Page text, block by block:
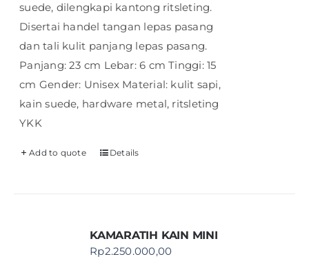
suede, dilengkapi kantong ritsleting.
Disertai handel tangan lepas pasang
dan tali kulit panjang lepas pasang.
Panjang: 23 cm Lebar: 6 cm Tinggi: 15
cm Gender: Unisex Material: kulit sapi,
kain suede, hardware metal, ritsleting
YKK
Add to quote Details
KAMARATIH KAIN MINI
Rp2.250.000,00